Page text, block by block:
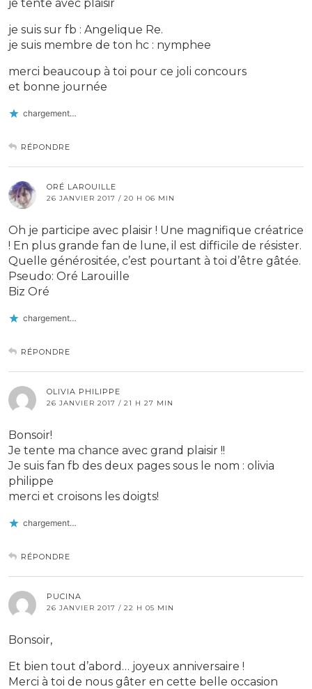
je tente avec plaisir
je suis sur fb : Angelique Re.
je suis membre de ton hc : nymphee
merci beaucoup à toi pour ce joli concours
et bonne journée
chargement…
RÉPONDRE
ORÉ LAROUILLE
26 JANVIER 2017 / 20 H 06 MIN
Oh je participe avec plaisir ! Une magnifique créatrice
! En plus grande fan de lune, il est difficile de résister.
Quelle générositée, c’est pourtant à toi d’être gâtée.
Pseudo: Oré Larouille
Biz Oré
chargement…
RÉPONDRE
OLIVIA PHILIPPE
26 JANVIER 2017 / 21 H 27 MIN
Bonsoir!
Je tente ma chance avec grand plaisir !!
Je suis fan fb des deux pages sous le nom : olivia
philippe
merci et croisons les doigts!
chargement…
RÉPONDRE
PUCINA
26 JANVIER 2017 / 22 H 05 MIN
Bonsoir,
Et bien tout d’abord… joyeux anniversaire !
Merci à toi de nous gâter en cette belle occasion